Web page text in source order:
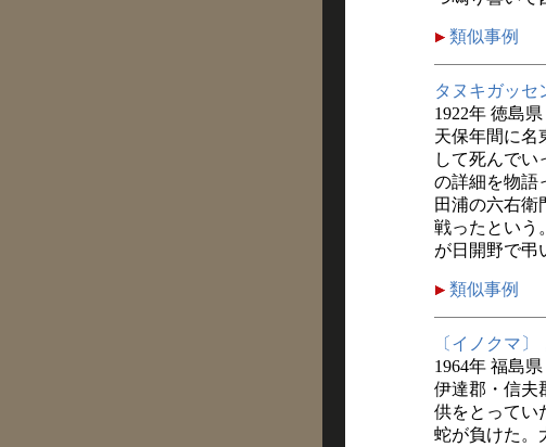
類似事例
タヌキガッセ
1922年 徳島県
天保年間に名
して死んで
の詳細を物語
田浦の六右衛
戦ったという
が日開野で弔
類似事例
〔イノクマ
1964年 福島県
伊達郡・信夫
供をとってい
蛇が負けた。